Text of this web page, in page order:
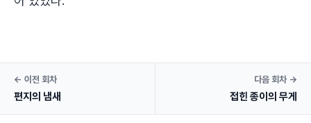
← 이전 회차
편지의 냄새
다음 회차 →
접힌 종이의 무게